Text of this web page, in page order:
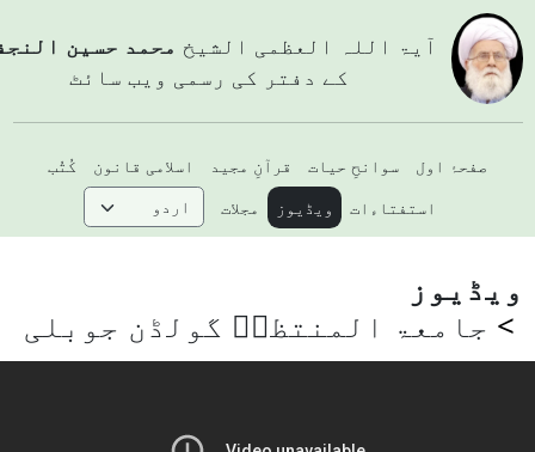
آيۃ اللہ العظمی الشيخمحمد حسین
کے دفتر کی رسمی ویب سائٹ
صفحۂ اول سوانحِ حیات قرآنِ مجید اسلامی قانون
کُتُب
استفتاءات
ویڈیوز مجلات
جامعۃ المنتظرؑ گولڈن جوبلی